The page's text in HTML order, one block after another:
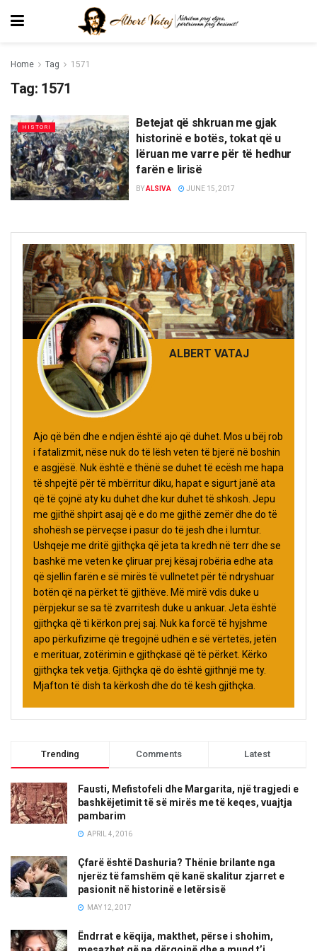
Home Tag 1571
Tag: 1571
HISTORI
Betejat që shkruan me gjak
historinë e botës, tokat që u
lëruan me varre për të hedhur
farën e lirisë
BYALSIVA JUNE 15, 2017
ALBERT VATAJ
Ajo që bën dhe e ndjen është ajo që duhet. Mos u bëj rob
i fatalizmit, nëse nuk do të lësh veten të bjerë në boshin
e asgjësë. Nuk është e thënë se duhet të ecësh me hapa
të shpejtë për të mbërritur diku, hapat e sigurt janë ata
që të çojnë aty ku duhet dhe kur duhet të shkosh. Jepu
me gjithë shpirt asaj që e do me gjithë zemër dhe do të
shohësh se përveçse i pasur do të jesh dhe i lumtur.
Ushqeje me dritë gjithçka që jeta ta kredh në terr dhe se
bashkë me veten ke çliruar prej kësaj robëria edhe ata
që sjellin farën e së mirës të vullnetet për të ndryshuar
botën që na përket të gjithëve. Më mirë vdis duke u
përpjekur se sa të zvarritesh duke u ankuar. Jeta është
gjithçka që ti kërkon prej saj. Nuk ka forcë të hyjshme
apo përkufizime që tregojnë udhën e së vërtetës, jetën
e merituar, zotërimin e gjithçkasë që të përket. Kërko
gjithçka tek vetja. Gjithçka që do është gjithnjë me ty.
Mjafton të dish ta kërkosh dhe do të kesh gjithçka.
Trending Comments Latest
Fausti, Mefistofeli dhe Margarita, një tragjedi e
bashkëjetimit të së mirës me të keqes, vuajtja
pambarim
APRIL 4, 2016
Çfarë është Dashuria? Thënie brilante nga
njerëz të famshëm që kanë skalitur zjarret e
pasionit në historinë e letërsisë
MAY 12, 2017
Ëndrrat e këqija, makthet, përse i shohim,